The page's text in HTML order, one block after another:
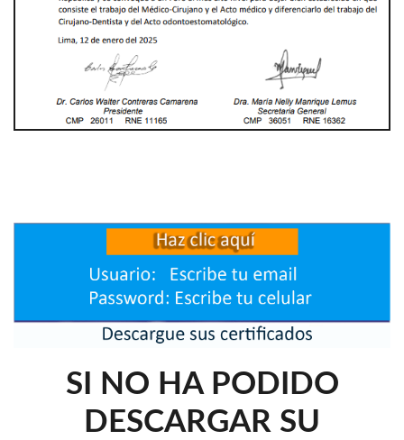
SI NO HA PODIDO
DESCARGAR SU